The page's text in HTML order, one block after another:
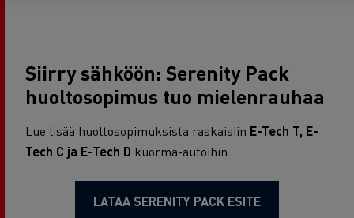
Siirry sähköön: Serenity Pack
huoltosopimus tuo mielenrauhaa
Lue lisää huoltosopimuksista raskaisiin E-Tech T, E-
Tech C ja E-Tech D kuorma-autoihin.
LATAA SERENITY PACK ESITE